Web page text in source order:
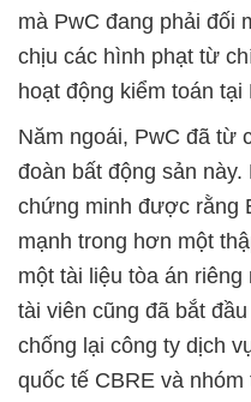
mà PwC đang phải đối
chịu các hình phạt từ
hoạt động kiểm toán tại
Năm ngoái, PwC đã từ
đoàn bất động sản
chứng minh được rằng
mạnh trong hơn một
một tài liệu tòa án
tài viên cũng đã bắt
chống lại công ty dịch
quốc tế CBRE và